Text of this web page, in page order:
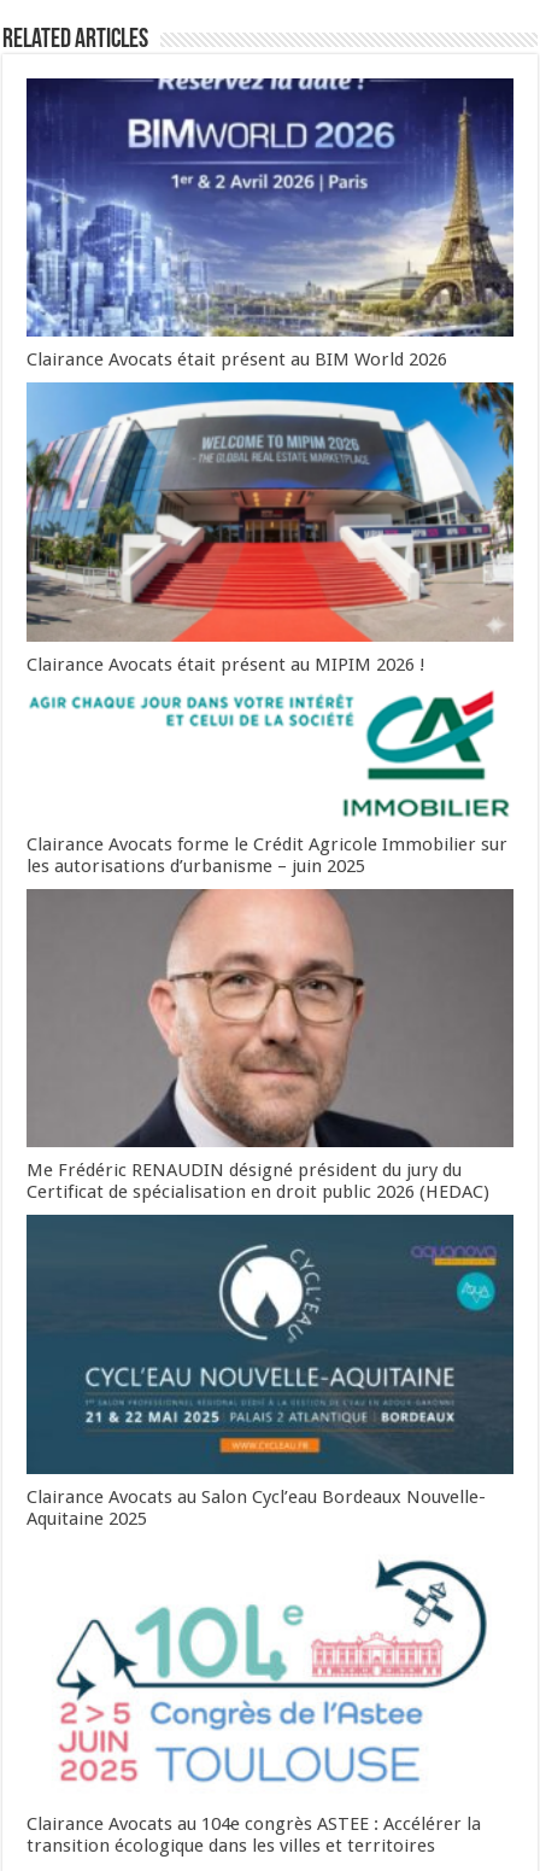
Related Articles
Clairance Avocats était présent au BIM World 2026
Clairance Avocats était présent au MIPIM 2026 !
Clairance Avocats forme le Crédit Agricole Immobilier sur
les autorisations d’urbanisme – juin 2025
Me Frédéric RENAUDIN désigné président du jury du
Certificat de spécialisation en droit public 2026 (HEDAC)
Clairance Avocats au Salon Cycl’eau Bordeaux Nouvelle-
Aquitaine 2025
Clairance Avocats au 104e congrès ASTEE : Accélérer la
transition écologique dans les villes et territoires